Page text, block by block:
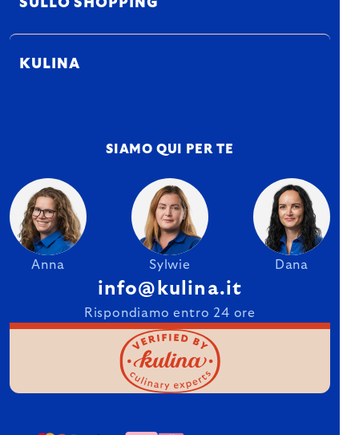
SULLO SHOPPING
KULINA
SIAMO QUI PER TE
Anna Sylwie Dana
info@kulina.it
Rispondiamo entro 24 ore